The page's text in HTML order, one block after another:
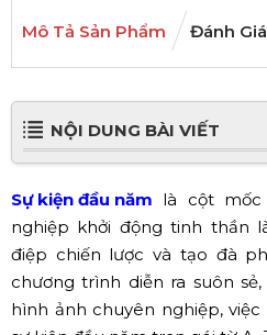
Mô Tả Sản Phẩm Đánh Giá
NỘI DUNG BÀI VIẾT
Sự kiện đầu năm là cột mốc
nghiệp khởi động tinh thần
điệp chiến lược và tạo đà
chương trình diễn ra suôn
hình ảnh chuyên nghiệp,